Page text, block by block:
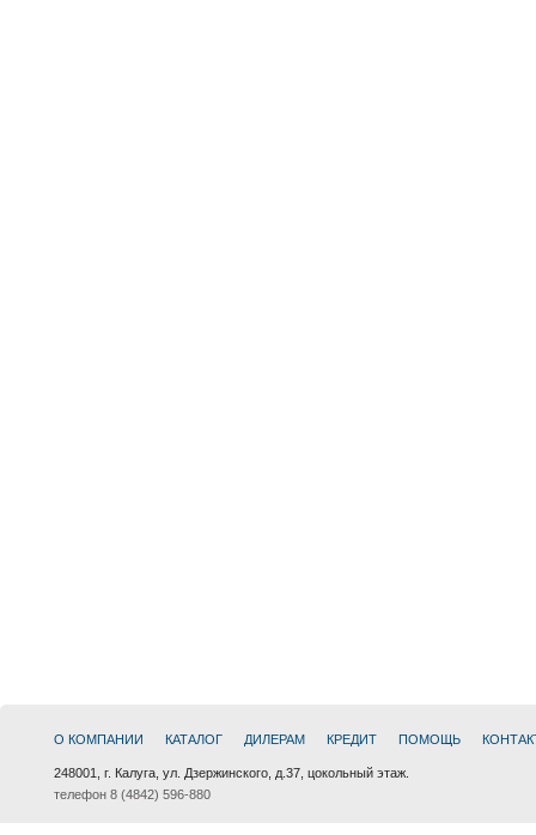
О КОМПАНИИ КАТАЛОГ ДИЛЕРАМ КРЕДИТ ПОМОЩЬ
248001, г. Калуга, ул. Дзержинского, д.37, цокольный этаж.
телефон 8 (4842) 596-880